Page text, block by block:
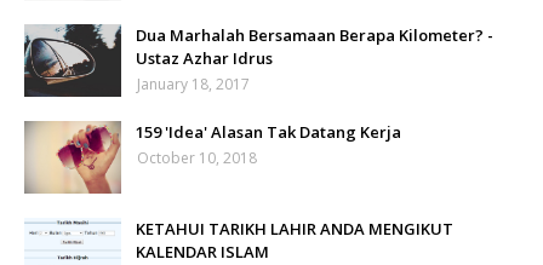
Dua Marhalah Bersamaan Berapa Kilometer? -
Ustaz Azhar Idrus
January 18, 2017
159 'Idea' Alasan Tak Datang Kerja
October 10, 2018
KETAHUI TARIKH LAHIR ANDA MENGIKUT
KALENDAR ISLAM